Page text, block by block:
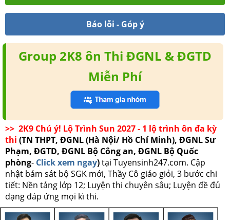
Báo lỗi - Góp ý
Group 2K8 ôn Thi ĐGNL & ĐGTD
Miễn Phí
>> 2K9 Chú ý! Lộ Trình Sun 2027 - 1 lộ trình ôn đa kỳ
thi (TN THPT, ĐGNL (Hà Nội/ Hồ Chí Minh), ĐGNL Sư
Phạm, ĐGTD, ĐGNL Bộ Công an, ĐGNL Bộ Quốc
phòng- Click xem ngay)tại Tuyensinh247.com. Cập
nhật bám sát bộ SGK mới, Thầy Cô giáo giỏi, 3 bước chi
tiết: Nền tảng lớp 12; Luyện thi chuyên sâu; Luyện đề đủ
dạng đáp ứng mọi kì thi.